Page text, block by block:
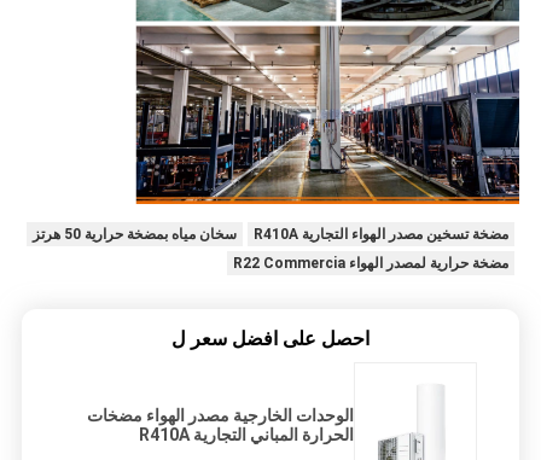
مضخة تسخين مصدر الهواء التجارية R410A
سخان مياه بمضخة حرارية 50 هرتز
مضخة حرارية لمصدر الهواء R22 Commercia
احصل على افضل سعر ل
الوحدات الخارجية مصدر الهواء مضخات
الحرارة المباني التجارية R410A